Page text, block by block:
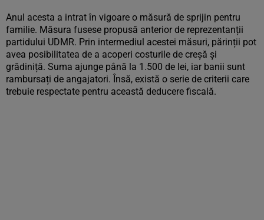
Anul acesta a intrat în vigoare o măsură de sprijin pentru
familie. Măsura fusese propusă anterior de reprezentanții
partidului UDMR. Prin intermediul acestei măsuri, părinții pot
avea posibilitatea de a acoperi costurile de creșă și
grădiniță. Suma ajunge până la 1.500 de lei, iar banii sunt
rambursați de angajatori. Însă, există o serie de criterii care
trebuie respectate pentru această deducere fiscală.